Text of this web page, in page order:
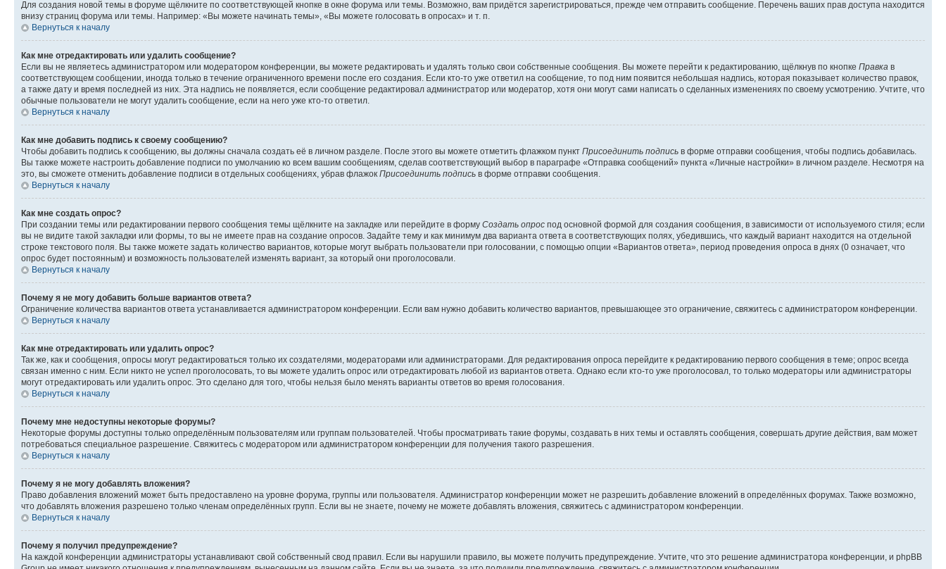
Для создания новой темы в форуме щёлкните по соответствующей кнопке в окне форума или темы. Возможно, вам придётся зарегистрироваться, прежде чем отправить сообщение. Перечень ваших прав доступа находится
внизу страниц форума или темы. Например: «Вы можете начинать темы», «Вы можете голосовать в опросах» и т. п.
Вернуться к началу
Как мне отредактировать или удалить сообщение?
Если вы не являетесь администратором или модератором конференции, вы можете редактировать и удалять только свои собственные сообщения. Вы можете перейти к редактированию, щёлкнув по кнопке Правка в
соответствующем сообщении, иногда только в течение ограниченного времени после его создания. Если кто-то уже ответил на сообщение, то под ним появится небольшая надпись, которая показывает количество правок,
а также дату и время последней из них. Эта надпись не появляется, если сообщение редактировал администратор или модератор, хотя они могут сами написать о сделанных изменениях по своему усмотрению. Учтите, что
обычные пользователи не могут удалить сообщение, если на него уже кто-то ответил.
Вернуться к началу
Как мне добавить подпись к своему сообщению?
Чтобы добавить подпись к сообщению, вы должны сначала создать её в личном разделе. После этого вы можете отметить флажком пункт Присоединить подпись в форме отправки сообщения, чтобы подпись добавилась.
Вы также можете настроить добавление подписи по умолчанию ко всем вашим сообщениям, сделав соответствующий выбор в параграфе «Отправка сообщений» пункта «Личные настройки» в личном разделе. Несмотря на
это, вы сможете отменить добавление подписи в отдельных сообщениях, убрав флажок Присоединить подпись в форме отправки сообщения.
Вернуться к началу
Как мне создать опрос?
При создании темы или редактировании первого сообщения темы щёлкните на закладке или перейдите в форму Создать опрос под основной формой для создания сообщения, в зависимости от используемого стиля; если
вы не видите такой закладки или формы, то вы не имеете прав на создание опросов. Задайте тему и как минимум два варианта ответа в соответствующих полях, убедившись, что каждый вариант находится на отдельной
строке текстового поля. Вы также можете задать количество вариантов, которые могут выбрать пользователи при голосовании, с помощью опции «Вариантов ответа», период проведения опроса в днях (0 означает, что
опрос будет постоянным) и возможность пользователей изменять вариант, за который они проголосовали.
Вернуться к началу
Почему я не могу добавить больше вариантов ответа?
Ограничение количества вариантов ответа устанавливается администратором конференции. Если вам нужно добавить количество вариантов, превышающее это ограничение, свяжитесь с администратором конференции.
Вернуться к началу
Как мне отредактировать или удалить опрос?
Так же, как и сообщения, опросы могут редактироваться только их создателями, модераторами или администраторами. Для редактирования опроса перейдите к редактированию первого сообщения в теме; опрос всегда
связан именно с ним. Если никто не успел проголосовать, то вы можете удалить опрос или отредактировать любой из вариантов ответа. Однако если кто-то уже проголосовал, то только модераторы или администраторы
могут отредактировать или удалить опрос. Это сделано для того, чтобы нельзя было менять варианты ответов во время голосования.
Вернуться к началу
Почему мне недоступны некоторые форумы?
Некоторые форумы доступны только определённым пользователям или группам пользователей. Чтобы просматривать такие форумы, создавать в них темы и оставлять сообщения, совершать другие действия, вам может
потребоваться специальное разрешение. Свяжитесь с модератором или администратором конференции для получения такого разрешения.
Вернуться к началу
Почему я не могу добавлять вложения?
Право добавления вложений может быть предоставлено на уровне форума, группы или пользователя. Администратор конференции может не разрешить добавление вложений в определённых форумах. Также возможно,
что добавлять вложения разрешено только членам определённых групп. Если вы не знаете, почему не можете добавлять вложения, свяжитесь с администратором конференции.
Вернуться к началу
Почему я получил предупреждение?
На каждой конференции администраторы устанавливают свой собственный свод правил. Если вы нарушили правило, вы можете получить предупреждение. Учтите, что это решение администратора конференции, и phpBB